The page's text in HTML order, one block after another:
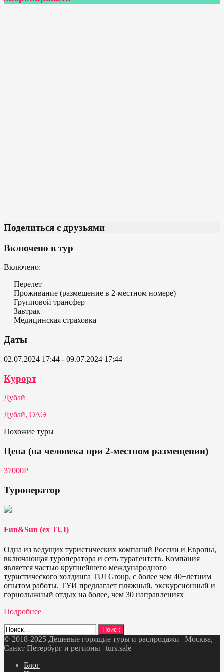
Поделиться с друзьями
Включено в тур
Включено:
— Перелет
— Проживание (размещение в 2-местном номере)
— Групповой трансфер
— Завтрак
— Медицинская страховка
Даты
02.07.2024 17:44 - 09.07.2024 17:44
Курорт
Дубай
Дубай, ОАЭ
Похожие туры
Цена (на человека при 2-местном размещении)
37000Р
Туроператор
Fun&Sun (ex TUI)
Одна из ведущих туристических компаний России и Европы,
включающая туроператора и сеть турагентств. Компания
является частью крупнейшего международного
туристического холдинга TUI Group, с более чем 40−летним
опытом работы. ТУИ предлагает пляжный, экскурсионный и
горнолыжный отдых на более, чем 30 направлениях
Подробнее
Найти:
© 2018-2025 Дешевые горящие туры и распродажи | Москва,
Санкт Петербург и регионы | turs.sale |
Блог